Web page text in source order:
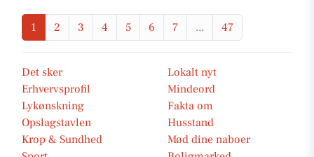
1 2 3 4 5 6 7 ... 47
Det sker
Lokalt nyt
Erhvervsprofil
Mindeord
Lykønskning
Fakta om
Opslagstavlen
Husstand
Krop & Sundhed
Mød dine naboer